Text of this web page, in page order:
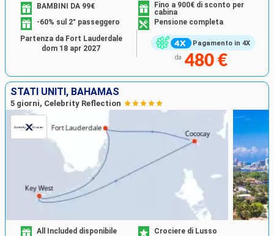
Pagamento in 4X
BAMBINI DA 99€
Fino a 900€ di sconto per
cabina
-60% sul 2° passeggero
Pensione completa
da 480 €
Partenza da Fort Lauderdale
dom 18 apr 2027
STATI UNITI, BAHAMAS
5 giorni, Celebrity Reflection
All Included disponibile
Crociere di Lusso